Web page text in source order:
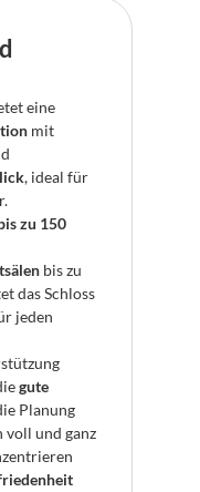
, ideal für
zu 150
das Schloss
jeden
gute
Planung
voll und ganz